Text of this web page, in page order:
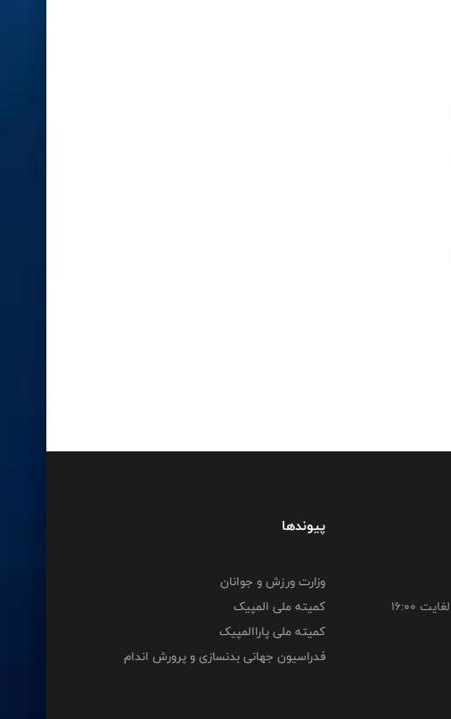
پیوندها
وزارت ورزش و جوانان
کمیته ملی المپیک
کمیته ملی پاراالمپیک
فدراسیون جهانی بدنسازی و پرورش اندام